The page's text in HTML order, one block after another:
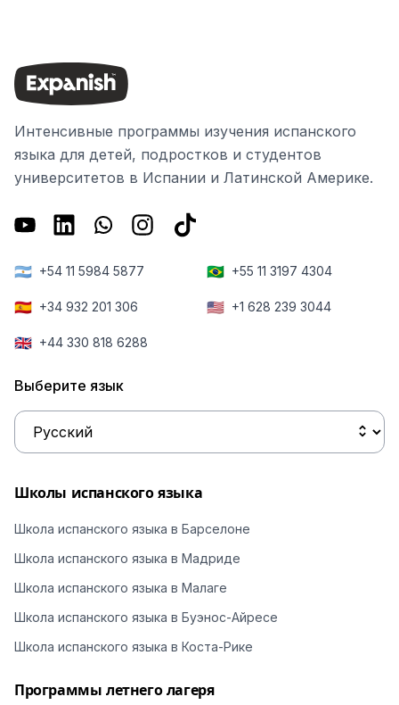
Интенсивные программы изучения испанского
языка для детей, подростков и студентов
университетов в Испании и Латинской Америке.
🇦🇷 +54 11 5984 5877 🇧🇷 +55 11 3197 4304
🇪🇸 +34 932 201 306 🇺🇸 +1 628 239 3044
🇬🇧 +44 330 818 6288
Выберите язык
Школы испанского языка
Школа испанского языка в Барселоне
Школа испанского языка в Мадриде
Школа испанского языка в Малаге
Школа испанского языка в Буэнос-Айресе
Школа испанского языка в Коста-Рике
Программы летнего лагеря